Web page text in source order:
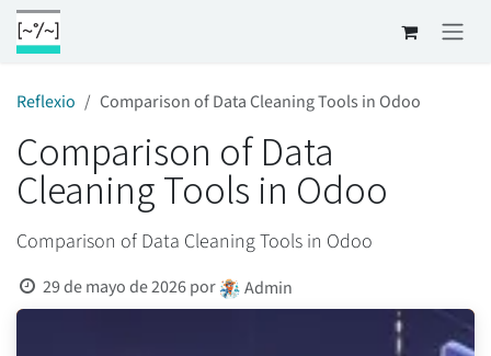
Ir al contenido
Reflexio Comparison of Data Cleaning Tools in Odoo
Comparison of Data
Cleaning Tools in Odoo
Comparison of Data Cleaning Tools in Odoo
29 de mayo de 2026 por Admin